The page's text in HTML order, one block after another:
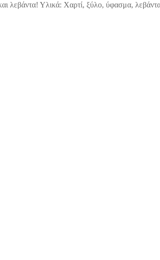
λεβάντα! Υλικά: Χαρτί, ξύλο, ύφασμα,